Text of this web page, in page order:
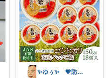
✨ゆぅ✨ 🧡防災グッズ強化中🎒♥